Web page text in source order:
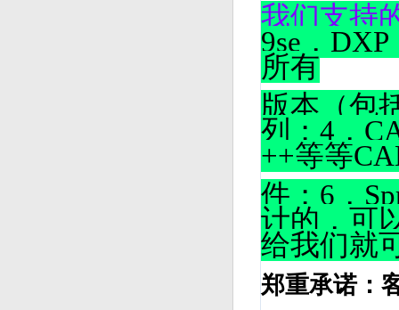
我们支持
9se，
所有
版本（包
列；4，
++等等
件；6，
计的，可
给我们就
郑重承诺：